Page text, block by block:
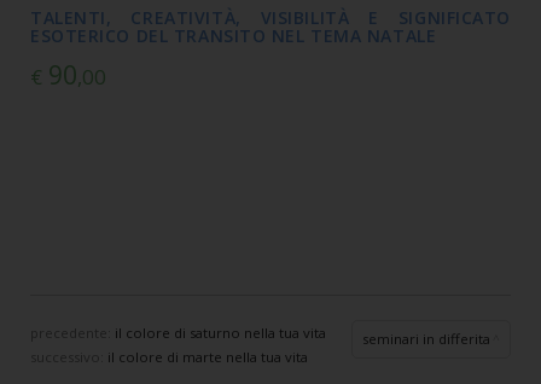
TALENTI, CREATIVITÀ, VISIBILITÀ E SIGNIFICATO
ESOTERICO DEL TRANSITO NEL TEMA NATALE
€ 90,00
precedente: il colore di saturno nella tua vita
il colore di marte nella tua vita
seminari in differita